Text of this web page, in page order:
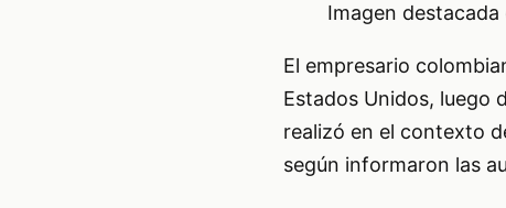
Imagen
El empresario
Estados Unidos, luego
realizó en el contexto
según informaron las